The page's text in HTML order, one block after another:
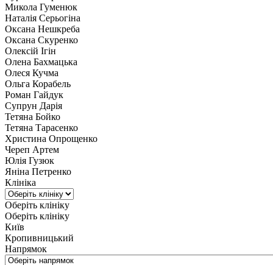
Микола Гуменюк
Наталія Серьогіна
Оксана Нешкреба
Оксана Скуренко
Олексій Ігін
Олена Бахмацька
Олеся Кучма
Ольга Корабель
Роман Гайдук
Супрун Дарія
Тетяна Бойко
Тетяна Тарасенко
Христина Опрощенко
Череп Артем
Юлія Гузюк
Яніна Петренко
Клініка
Оберіть клініку
Оберіть клініку
Київ
Кропивницький
Напрямок